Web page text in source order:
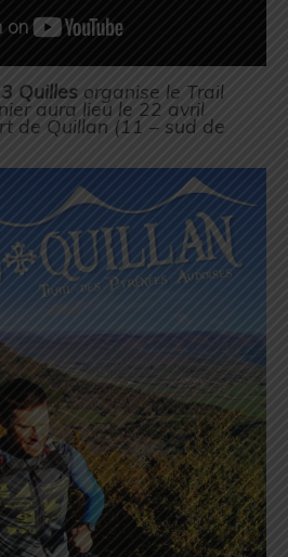
Quilles organise le Trail
aura lieu le 22 avril
de Quillan (11 – sud de